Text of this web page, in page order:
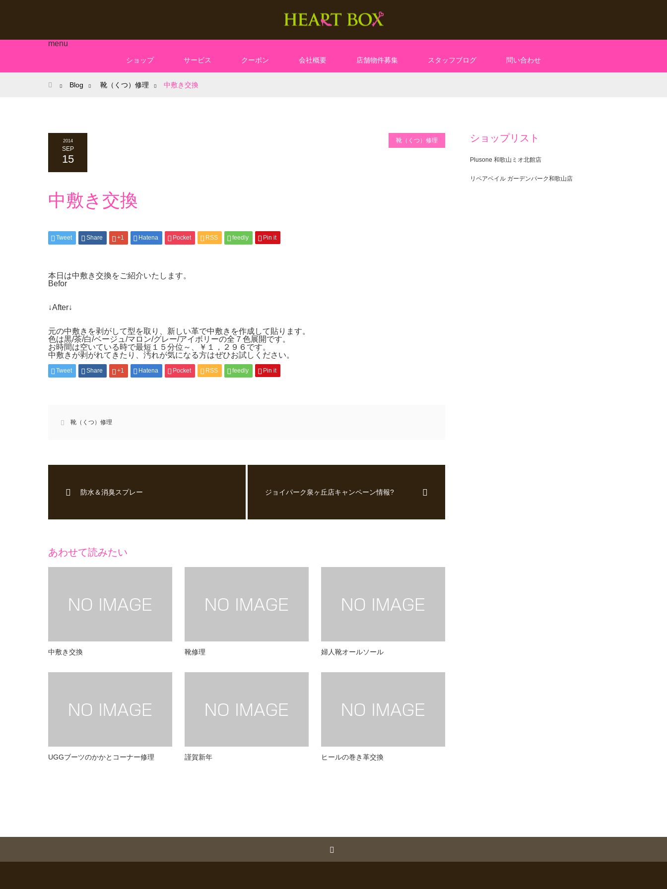
menu
ショップ サービス クーポン 会社概要 店舗物件募集 スタッフブログ 問い合わせ
ホームBlog 靴（くつ）修理 中敷き交換
2014
SEP
15
靴（くつ）修理
中敷き交換
Tweet Share +1 Hatena Pocket RSS feedly Pin it
本日は中敷き交換をご紹介いたします。
Befor
↓After↓
元の中敷き​を剥がして型を取り、新しい革で中敷きを作成して貼ります。
色は黒/茶/白/ベージュ/マロン/グレー/アイボリーの全７色展開です。
お時間は空いている時で最短１５分位～、￥１，２９６です。
中敷きが剥がれてきたり、汚れが気になる方はぜひお試しください。
Tweet Share +1 Hatena Pocket RSS feedly Pin it
靴（くつ）修理
防水＆消臭スプレー ジョイパーク泉ヶ丘店キャンペーン情報?
あわせて読みたい
中敷き交換 靴修理 婦人靴オールソール
UGGブーツのかかとコーナー修理 謹賀新年 ヒールの巻き革交換
ショップリスト
Plusone 和歌山ミオ北館店
リペアベイル ガーデンパーク和歌山店